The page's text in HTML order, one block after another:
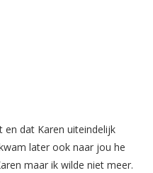
en dat Karen uiteindelijk
later ook naar jou he
maar ik wilde niet meer.